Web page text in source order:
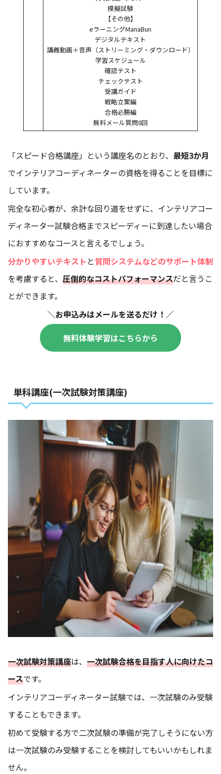
模擬試験
【その他】
eラーニングManaBun
デジタルテキスト
講義動画＋音声（ストリーミング・ダウンロード）
学習スケジュール
確認テスト
チェックテスト
受講ガイド
戦略立案編
合格必勝編
無料メール質問8回
「スピード合格講座」という講座名のとおり、 最短3か月
でインテリアコーディネーターの資格を得ることを目標に
しています。
完全な初心者が、余計な回り道をせずに、インテリアコー
ディネーター試験合格までスピーディーに到達したい場合
におすすめなコースと言えるでしょう。
分かりやすいテキスト と質問システムなどのサポート体制
を考慮すると、 圧倒的なコストパフォーマンスだと言うこ
とができます。
＼お申込みはメールを送るだけ！／
無料体験学習はこちらから
単科講座(一次試験対策講座)
一次試験対策講座は、 一次試験合格を目指す人に向けたコ
ースです。
インテリアコーディネーター試験では、一次試験のみ受験
することもできます。
初めて受験する方で二次試験の準備が完了しそうにない方
は一次試験のみ受験することを検討してもいいかもしれま
せん。